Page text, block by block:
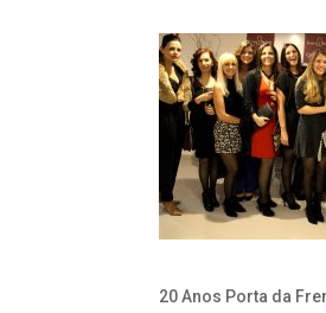
20 Anos Porta da